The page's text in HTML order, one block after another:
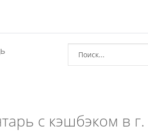
с кэшбэком в г.